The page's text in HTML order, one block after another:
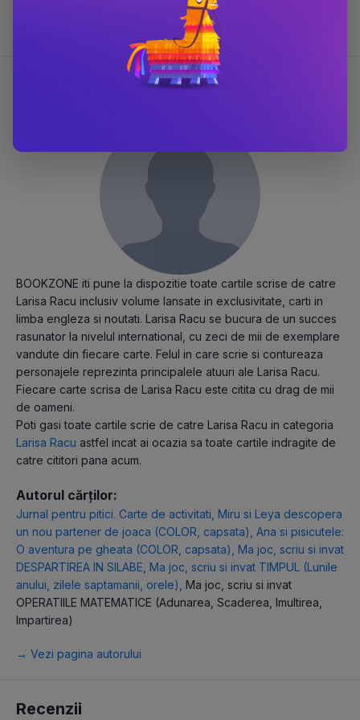
Despre Larisa Racu
BOOKZONE iti pune la dispozitie toate cartile scrise de catre
Larisa Racu inclusiv volume lansate in exclusivitate, carti in
limba engleza si noutati. Larisa Racu se bucura de un succes
rasunator la nivelul international, cu zeci de mii de exemplare
vandute din fiecare carte. Felul in care scrie si contureaza
personajele reprezinta principalele atuuri ale Larisa Racu.
Fiecare carte scrisa de Larisa Racu este citita cu drag de mii
de oameni.
Poti gasi toate cartile scrie de catre Larisa Racu in categoria
Larisa Racu astfel incat ai ocazia sa toate cartile indragite de
catre cititori pana acum.
Autorul cărților:
Jurnal pentru pitici. Carte de activitati, Miru si Leya descopera
un nou partener de joaca (COLOR, capsata), Ana si pisicutele:
O aventura pe gheata (COLOR, capsata), Ma joc, scriu si invat
DESPARTIREA IN SILABE, Ma joc, scriu si invat TIMPUL (Lunile
anului, zilele saptamanii, orele), Ma joc, scriu si invat
OPERATIILE MATEMATICE (Adunarea, Scaderea, Imultirea,
Impartirea)
→ Vezi pagina autorului
Recenzii